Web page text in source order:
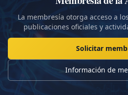
La membresía otorga acceso a
publicaciones oficiales y
Solicitar
Información de